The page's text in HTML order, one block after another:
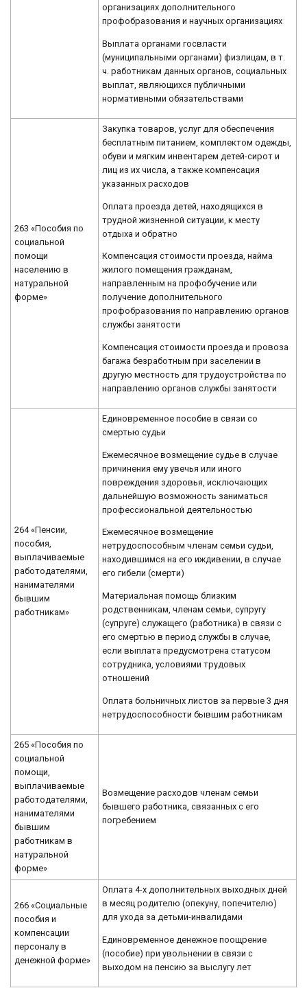
организациях дополнительного
профобразования и научных организациях
Выплата органами госвласти
(муниципальными органами) физлицам, в т.
ч. работникам данных органов, социальных
выплат, являющихся публичными
нормативными обязательствами
263 «Пособия по
социальной
помощи
населению в
натуральной
форме»
Закупка товаров, услуг для обеспечения
бесплатным питанием, комплектом одежды,
обуви и мягким инвентарем детей-сирот и
лиц из их числа, а также компенсация
указанных расходов
Оплата проезда детей, находящихся в
трудной жизненной ситуации, к месту
отдыха и обратно
Компенсация стоимости проезда, найма
жилого помещения гражданам,
направленным на профобучение или
получение дополнительного
профобразования по направлению органов
службы занятости
Компенсация стоимости проезда и провоза
багажа безработным при заселении в
другую местность для трудоустройства по
направлению органов службы занятости
264 «Пенсии,
пособия,
выплачиваемые
работодателями,
нанимателями
бывшим
работникам»
Единовременное пособие в связи со
смертью судьи
Ежемесячное возмещение судье в случае
причинения ему увечья или иного
повреждения здоровья, исключающих
дальнейшую возможность заниматься
профессиональной деятельностью
Ежемесячное возмещение
нетрудоспособным членам семьи судьи,
находившимся на его иждивении, в случае
его гибели (смерти)
Материальная помощь близким
родственникам, членам семьи, супругу
(супруге) служащего (работника) в связи с
его смертью в период службы в случае,
если выплата предусмотрена статусом
сотрудника, условиями трудовых
отношений
Оплата больничных листов за первые 3 дня
нетрудоспособности бывшим работникам
265 «Пособия по
социальной
помощи,
выплачиваемые
работодателями,
нанимателями
бывшим
работникам в
натуральной
форме»
Возмещение расходов членам семьи
бывшего работника, связанных с его
погребением
266 «Социальные
пособия и
компенсации
персоналу в
денежной форме»
Оплата 4-х дополнительных выходных дней
в месяц родителю (опекуну, попечителю)
для ухода за детьми-инвалидами
Единовременное денежное поощрение
(пособие) при увольнении в связи с
выходом на пенсию за выслугу лет